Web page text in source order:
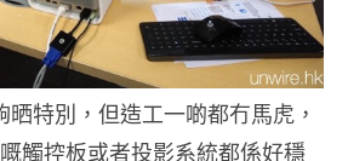
特別，但造工一啲都冇馬虎，
觸控板或者投影系統都係好穩